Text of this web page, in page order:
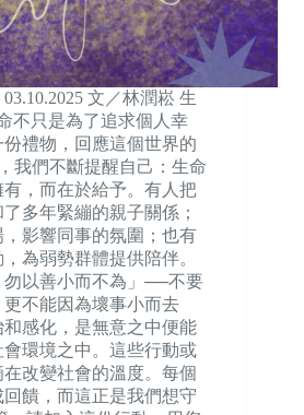
文／林潤崧 生
不只是為了追求個人幸
禮物，回應這個世界的
我們不斷提醒自己：生命
，而在於給予。有人把
多年緊繃的親子關係；
影響同事的氛圍；也有
為弱勢群體提供陪伴。
勿以善小而不為」──不要
不能因為壞事小而去
感化，是無意之中便能
環境之中。這些行動或
改變社會的溫度。每個
饋，而這正是我們想守